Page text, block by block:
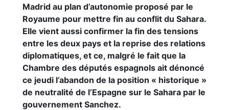
Madrid au plan d’autonomie proposé par le
Royaume pour mettre fin au conflit du Sahara.
Elle vient aussi confirmer la fin des tensions
entre les deux pays et la reprise des relations
diplomatiques, et ce, malgré le fait que la
Chambre des députés espagnols ait dénoncé
ce jeudi l’abandon de la position « historique »
de neutralité de l’Espagne sur le Sahara par le
gouvernement Sanchez.